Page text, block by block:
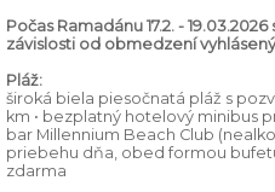
Počas Ramadánu 17.2. -
závislosti od obmedzení
Pláž:
široká biela piesočnatá pláž s
km • bezplatný hotelový minibus
bar Millennium Beach Club
priebehu dňa, obed formou
zdarma